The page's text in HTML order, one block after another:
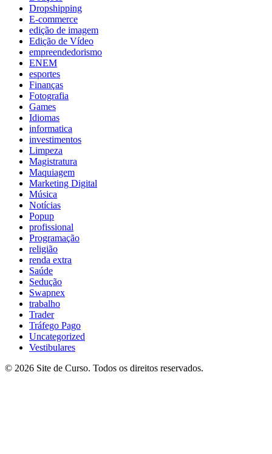
Dropshipping
E-commerce
edição de imagem
Edição de Vídeo
empreendedorismo
ENEM
esportes
Finanças
Fotografia
Games
Idiomas
informatica
investimentos
Limpeza
Magistratura
Maquiagem
Marketing Digital
Música
Notícias
Popup
profissional
Programação
religião
renda extra
Saúde
Sedução
Swapnex
trabalho
Trader
Tráfego Pago
Uncategorized
Vestibulares
© 2026 Site de Curso. Todos os direitos reservados.